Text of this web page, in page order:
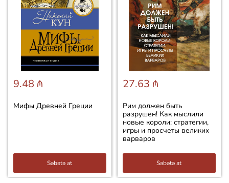
9.48 ₼
Мифы Древней Греции
Səbətə at
27.63 ₼
Рим должен быть
разрушен! Как мыслили
новые короли: стратегии,
игры и просчеты великих
варваров
Səbətə at